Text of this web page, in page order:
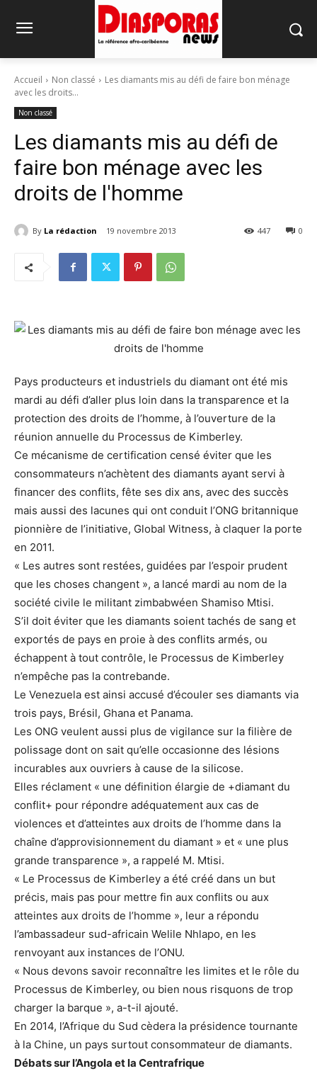
Accueil Non classé
Les diamants mis au défi de faire bon ménage
avec les droits...
Non classé
Les diamants mis au défi de
faire bon ménage avec les
droits de l'homme
By La rédaction 19 novembre 2013 0
447
Pays producteurs et industriels du diamant ont été mis
mardi au défi d’aller plus loin dans la transparence et la
protection des droits de l’homme, à l’ouverture de la
réunion annuelle du Processus de Kimberley.
Ce mécanisme de certification censé éviter que les
consommateurs n’achètent des diamants ayant servi à
financer des conflits, fête ses dix ans, avec des succès
mais aussi des lacunes qui ont conduit l’ONG britannique
pionnière de l’initiative, Global Witness, à claquer la porte
en 2011.
« Les autres sont restées, guidées par l’espoir prudent
que les choses changent », a lancé mardi au nom de la
société civile le militant zimbabwéen Shamiso Mtisi.
S’il doit éviter que les diamants soient tachés de sang et
exportés de pays en proie à des conflits armés, ou
échappent à tout contrôle, le Processus de Kimberley
n’empêche pas la contrebande.
Le Venezuela est ainsi accusé d’écouler ses diamants via
trois pays, Brésil, Ghana et Panama.
Les ONG veulent aussi plus de vigilance sur la filière de
polissage dont on sait qu’elle occasionne des lésions
incurables aux ouvriers à cause de la silicose.
Elles réclament « une définition élargie de +diamant du
conflit+ pour répondre adéquatement aux cas de
violences et d’atteintes aux droits de l’homme dans la
chaîne d’approvisionnement du diamant » et « une plus
grande transparence », a rappelé M. Mtisi.
« Le Processus de Kimberley a été créé dans un but
précis, mais pas pour mettre fin aux conflits ou aux
atteintes aux droits de l’homme », leur a répondu
l’ambassadeur sud-africain Welile Nhlapo, en les
renvoyant aux instances de l’ONU.
« Nous devons savoir reconnaître les limites et le rôle du
Processus de Kimberley, ou bien nous risquons de trop
charger la barque », a-t-il ajouté.
En 2014, l’Afrique du Sud cèdera la présidence tournante
à la Chine, un pays surtout consommateur de diamants.
Débats sur l’Angola et la Centrafrique